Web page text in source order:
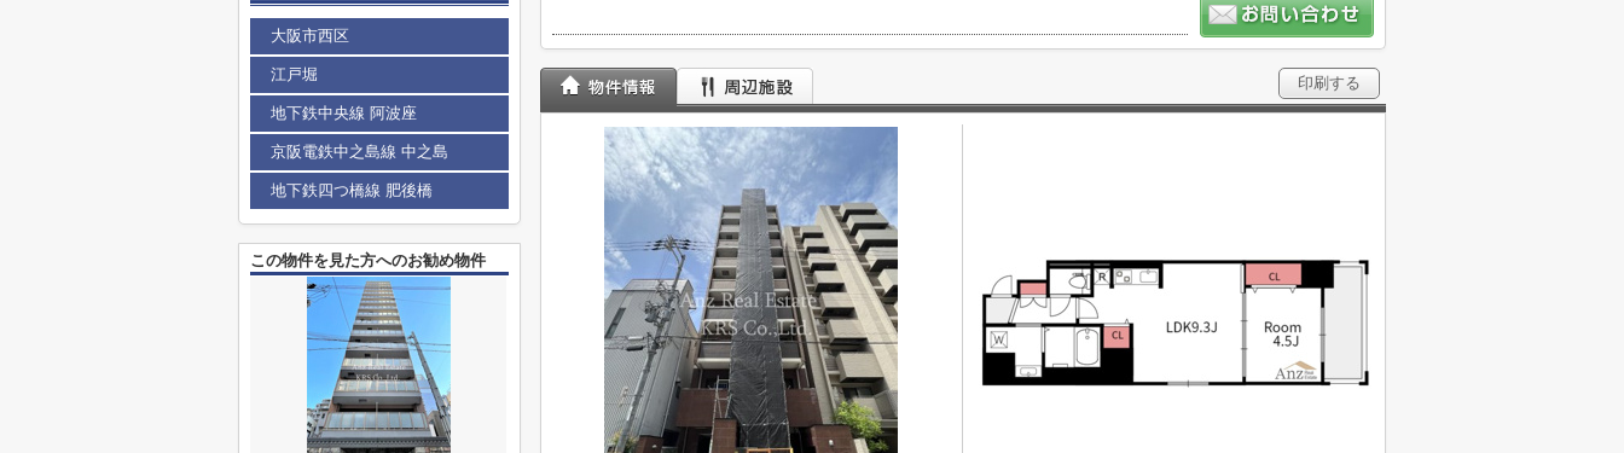
印刷する
大阪市西区
江戸堀
地下鉄中央線 阿波座
京阪電鉄中之島線 中之島
地下鉄四つ橋線 肥後橋
この物件を見た方へのお勧め物件